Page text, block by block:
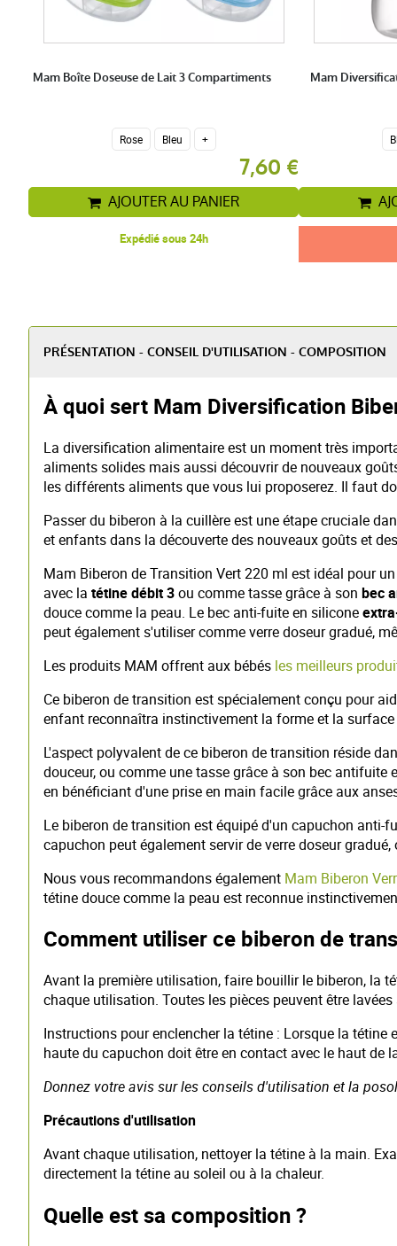
Mam Boîte Doseuse de Lait 3 Compartiments
Rose Bleu +
7,60 €
AJOUTER AU PANIER
Expédié sous 24h
Mam
PRÉSENTATION - CONSEIL D'UTILISATION - COMPOSITION
À quoi sert Mam Diversification
La diversification alimentaire est un moment très
aliments solides mais aussi découvrir de nouveaux
les différents aliments que vous lui proposerez. Il faut
Passer du biberon à la cuillère est une étape cruciale
et enfants dans la découverte des nouveaux goûts et
Mam Biberon de Transition Vert 220 ml est idéal pour
avec la tétine débit 3ou comme tasse grâce à son bec
douce comme la peau. Le bec anti-fuite en silicone
peut également s'utiliser comme verre doseur gradué,
Les produits MAM offrent aux bébés les meilleurs
Ce biberon de transition est spécialement conçu pour
enfant reconnaîtra instinctivement la forme et la
L'aspect polyvalent de ce biberon de transition réside
douceur, ou comme une tasse grâce à son bec
en bénéficiant d'une prise en main facile grâce aux
Le biberon de transition est équipé d'un capuchon anti-
capuchon peut également servir de verre doseur
Nous vous recommandons également Mam Biberon
tétine douce comme la peau est reconnue
Comment utiliser ce biberon de
Avant la première utilisation, faire bouillir le biberon, la
chaque utilisation. Toutes les pièces peuvent être
Instructions pour enclencher la tétine : Lorsque la
haute du capuchon doit être en contact avec le haut de
Donnez votre avis sur les conseils d'utilisation et la
Précautions d'utilisation
Avant chaque utilisation, nettoyer la tétine à la main.
directement la tétine au soleil ou à la chaleur.
Quelle est sa composition ?